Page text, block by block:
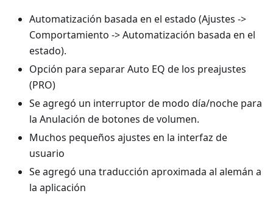
Automatización basada en el estado (Ajustes ->
Comportamiento -> Automatización basada en el
estado).
Opción para separar Auto EQ de los preajustes
(PRO)
Se agregó un interruptor de modo día/noche para
la Anulación de botones de volumen.
Muchos pequeños ajustes en la interfaz de
usuario
Se agregó una traducción aproximada al alemán a
la aplicación